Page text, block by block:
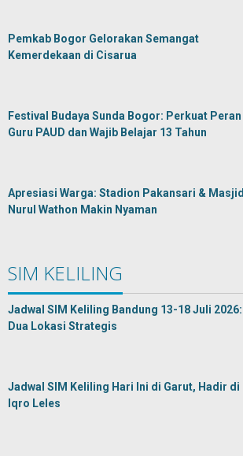
Pemkab Bogor Gelorakan Semangat
Kemerdekaan di Cisarua
Festival Budaya Sunda Bogor: Perkuat Peran
Guru PAUD dan Wajib Belajar 13 Tahun
Apresiasi Warga: Stadion Pakansari & Masjid
Nurul Wathon Makin Nyaman
SIM KELILING
Jadwal SIM Keliling Bandung 13-18 Juli 2026:
Dua Lokasi Strategis
Jadwal SIM Keliling Hari Ini di Garut, Hadir di
Iqro Leles